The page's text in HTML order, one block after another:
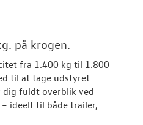
på krogen.
fra 1.400 kg til 1.800
til at tage udstyret
dig fuldt overblik ved
ideelt til både trailer,